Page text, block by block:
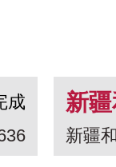
成
新
白
新疆